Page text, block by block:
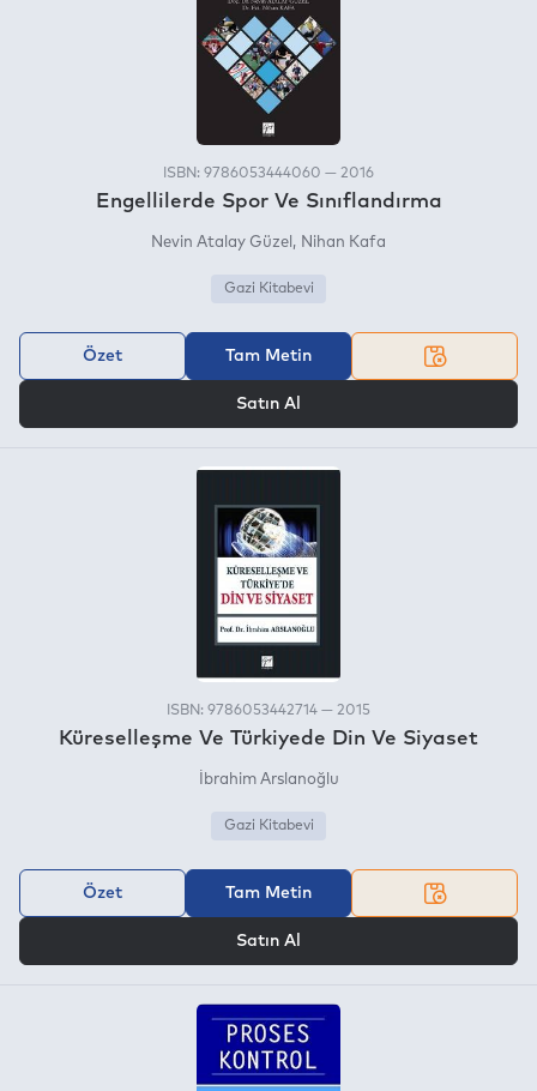
ISBN: 9786053444060 — 2016
Engellilerde Spor Ve Sınıflandırma
Nevin Atalay Güzel Nihan Kafa
Gazi Kitabevi
Özet Tam Metin
Satın Al
ISBN: 9786053442714 — 2015
Küreselleşme Ve Türkiyede Din Ve Siyaset
İbrahim Arslanoğlu
Gazi Kitabevi
Özet Tam Metin
Satın Al